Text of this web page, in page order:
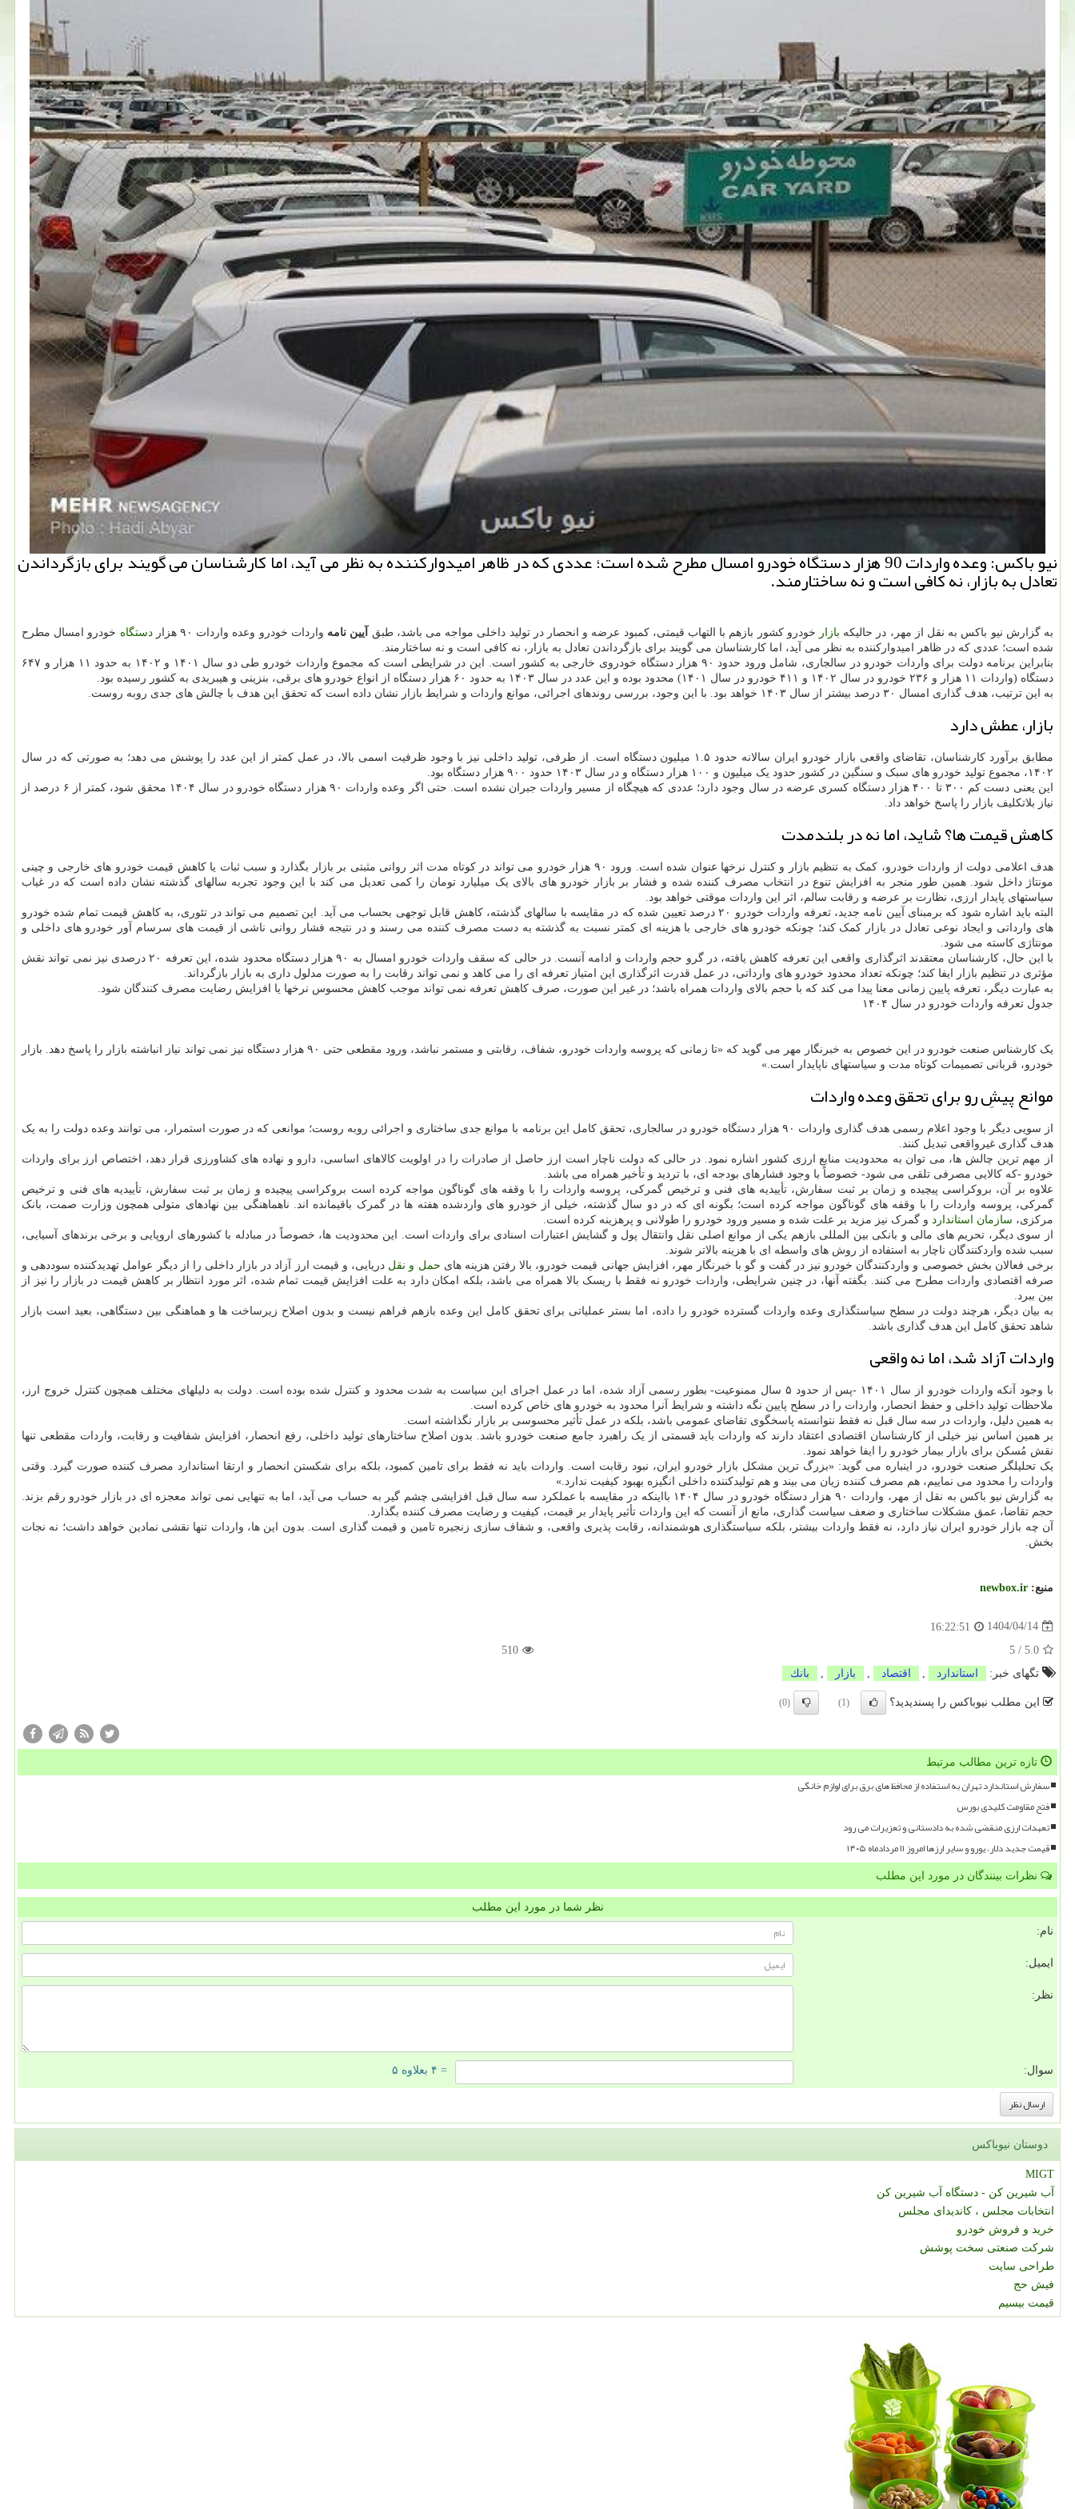
نیو باکس: وعده واردات 90 هزار دستگاه خودرو امسال مطرح شده است؛ عددی که در ظاهر امیدوارکننده به نظر می آید، اما کارشناسان می گویند برای بازگرداندن
تعادل به بازار، نه کافی است و نه ساختارمند.
به گزارش نیو باکس به نقل از مهر، در حالیکه بازار خودرو کشور بازهم با التهاب قیمتی، کمبود عرضه و انحصار در تولید داخلی مواجه می باشد، طبق آیین نامه واردات خودرو وعده واردات ۹۰ هزار دستگاه خودرو امسال مطرح
شده است؛ عددی که در ظاهر امیدوارکننده به نظر می آید، اما کارشناسان می گویند برای بازگرداندن تعادل به بازار، نه کافی است و نه ساختارمند.
بنابراین برنامه دولت برای واردات خودرو در سالجاری، شامل ورود حدود ۹۰ هزار دستگاه خودروی خارجی به کشور است. این در شرایطی است که مجموع واردات خودرو طی دو سال ۱۴۰۱ و ۱۴۰۲ به حدود ۱۱ هزار و ۶۴۷
دستگاه (واردات ۱۱ هزار و ۲۳۶ خودرو در سال ۱۴۰۲ و ۴۱۱ خودرو در سال ۱۴۰۱) محدود بوده و این عدد در سال ۱۴۰۳ به حدود ۶۰ هزار دستگاه از انواع خودرو های برقی، بنزینی و هیبریدی به کشور رسیده بود.
به این ترتیب، هدف گذاری امسال ۳۰ درصد بیشتر از سال ۱۴۰۳ خواهد بود. با این وجود، بررسی روندهای اجرائی، موانع واردات و شرایط بازار نشان داده است که تحقق این هدف با چالش های جدی روبه روست.
بازار، عطش دارد
مطابق برآورد کارشناسان، تقاضای واقعی بازار خودرو ایران سالانه حدود ۱.۵ میلیون دستگاه است. از طرفی، تولید داخلی نیز با وجود ظرفیت اسمی بالا، در عمل کمتر از این عدد را پوشش می دهد؛ به صورتی که در سال
۱۴۰۲، مجموع تولید خودرو های سبک و سنگین در کشور حدود یک میلیون و ۱۰۰ هزار دستگاه و در سال ۱۴۰۳ حدود ۹۰۰ هزار دستگاه بود.
این یعنی دست کم ۳۰۰ تا ۴۰۰ هزار دستگاه کسری عرضه در سال وجود دارد؛ عددی که هیچگاه از مسیر واردات جبران نشده است. حتی اگر وعده واردات ۹۰ هزار دستگاه خودرو در سال ۱۴۰۴ محقق شود، کمتر از ۶ درصد از
نیاز بلاتکلیف بازار را پاسخ خواهد داد.
کاهش قیمت ها؟ شاید، اما نه در بلندمدت
هدف اعلامی دولت از واردات خودرو، کمک به تنظیم بازار و کنترل نرخها عنوان شده است. ورود ۹۰ هزار خودرو می تواند در کوتاه مدت اثر روانی مثبتی بر بازار بگذارد و سبب ثبات یا کاهش قیمت خودرو های خارجی و چینی
مونتاژ داخل شود. همین طور منجر به افزایش تنوع در انتخاب مصرف کننده شده و فشار بر بازار خودرو های بالای یک میلیارد تومان را کمی تعدیل می کند با این وجود تجربه سالهای گذشته نشان داده است که در غیاب
سیاستهای پایدار ارزی، نظارت بر عرضه و رقابت سالم، اثر این واردات موقتی خواهد بود.
البته باید اشاره شود که برمبنای آیین نامه جدید، تعرفه واردات خودرو ۲۰ درصد تعیین شده که در مقایسه با سالهای گذشته، کاهش قابل توجهی بحساب می آید. این تصمیم می تواند در تئوری، به کاهش قیمت تمام شده خودرو
های وارداتی و ایجاد نوعی تعادل در بازار کمک کند؛ چونکه خودرو های خارجی با هزینه ای کمتر نسبت به گذشته به دست مصرف کننده می رسند و در نتیجه فشار روانی ناشی از قیمت های سرسام آور خودرو های داخلی و
مونتاژی کاسته می شود.
با این حال، کارشناسان معتقدند اثرگذاری واقعی این تعرفه کاهش یافته، در گرو حجم واردات و ادامه آنست. در حالی که سقف واردات خودرو امسال به ۹۰ هزار دستگاه محدود شده، این تعرفه ۲۰ درصدی نیز نمی تواند نقش
مؤثری در تنظیم بازار ایفا کند؛ چونکه تعداد محدود خودرو های وارداتی، در عمل قدرت اثرگذاری این امتیاز تعرفه ای را می کاهد و نمی تواند رقابت را به صورت مدلول داری به بازار بازگرداند.
به عبارت دیگر، تعرفه پایین زمانی معنا پیدا می کند که با حجم بالای واردات همراه باشد؛ در غیر این صورت، صرف کاهش تعرفه نمی تواند موجب کاهش محسوس نرخها یا افزایش رضایت مصرف کنندگان شود.
جدول تعرفه واردات خودرو در سال ۱۴۰۴
یک کارشناس صنعت خودرو در این خصوص به خبرنگار مهر می گوید که «تا زمانی که پروسه واردات خودرو، شفاف، رقابتی و مستمر نباشد، ورود مقطعی حتی ۹۰ هزار دستگاه نیز نمی تواند نیاز انباشته بازار را پاسخ دهد. بازار
خودرو، قربانی تصمیمات کوتاه مدت و سیاستهای ناپایدار است.»
موانع پیشِ رو برای تحقق وعده واردات
از سویی دیگر با وجود اعلام رسمی هدف گذاری واردات ۹۰ هزار دستگاه خودرو در سالجاری، تحقق کامل این برنامه با موانع جدی ساختاری و اجرائی روبه روست؛ موانعی که در صورت استمرار، می توانند وعده دولت را به یک
هدف گذاری غیرواقعی تبدیل کنند.
از مهم ترین چالش ها، می توان به محدودیت منابع ارزی کشور اشاره نمود. در حالی که دولت ناچار است ارز حاصل از صادرات را در اولویت کالاهای اساسی، دارو و نهاده های کشاورزی قرار دهد، اختصاص ارز برای واردات
خودرو -که کالایی مصرفی تلقی می شود- خصوصاً با وجود فشارهای بودجه ای، با تردید و تأخیر همراه می باشد.
علاوه بر آن، بروکراسی پیچیده و زمان بر ثبت سفارش، تأییدیه های فنی و ترخیص گمرکی، پروسه واردات را با وقفه های گوناگون مواجه کرده است بروکراسی پیچیده و زمان بر ثبت سفارش، تأییدیه های فنی و ترخیص
گمرکی، پروسه واردات را با وقفه های گوناگون مواجه کرده است؛ بگونه ای که در دو سال گذشته، خیلی از خودرو های واردشده هفته ها در گمرک باقیمانده اند. ناهماهنگی بین نهادهای متولی همچون وزارت صمت، بانک
مرکزی، سازمان استاندارد و گمرک نیز مزید بر علت شده و مسیر ورود خودرو را طولانی و پرهزینه کرده است.
از سوی دیگر، تحریم های مالی و بانکی بین المللی بازهم یکی از موانع اصلی نقل وانتقال پول و گشایش اعتبارات اسنادی برای واردات است. این محدودیت ها، خصوصاً در مبادله با کشورهای اروپایی و برخی برندهای آسیایی،
سبب شده واردکنندگان ناچار به استفاده از روش های واسطه ای با هزینه بالاتر شوند.
برخی فعالان بخش خصوصی و واردکنندگان خودرو نیز در گفت و گو با خبرنگار مهر، افزایش جهانی قیمت خودرو، بالا رفتن هزینه های حمل و نقل دریایی، و قیمت ارز آزاد در بازار داخلی را از دیگر عوامل تهدیدکننده سوددهی و
صرفه اقتصادی واردات مطرح می کنند. بگفته آنها، در چنین شرایطی، واردات خودرو نه فقط با ریسک بالا همراه می باشد، بلکه امکان دارد به علت افزایش قیمت تمام شده، اثر مورد انتظار بر کاهش قیمت در بازار را نیز از
بین ببرد.
به بیان دیگر، هرچند دولت در سطح سیاستگذاری وعده واردات گسترده خودرو را داده، اما بستر عملیاتی برای تحقق کامل این وعده بازهم فراهم نیست و بدون اصلاح زیرساخت ها و هماهنگی بین دستگاهی، بعید است بازار
شاهد تحقق کامل این هدف گذاری باشد.
واردات آزاد شد، اما نه واقعی
با وجود آنکه واردات خودرو از سال ۱۴۰۱ -پس از حدود ۵ سال ممنوعیت- بطور رسمی آزاد شده، اما در عمل اجرای این سیاست به شدت محدود و کنترل شده بوده است. دولت به دلیلهای مختلف همچون کنترل خروج ارز،
ملاحظات تولید داخلی و حفظ انحصار، واردات را در سطح پایین نگه داشته و شرایط آنرا محدود به خودرو های خاص کرده است.
به همین دلیل، واردات در سه سال قبل نه فقط نتوانسته پاسخگوی تقاضای عمومی باشد، بلکه در عمل تأثیر محسوسی بر بازار نگذاشته است.
بر همین اساس نیز خیلی از کارشناسان اقتصادی اعتقاد دارند که واردات باید قسمتی از یک راهبرد جامع صنعت خودرو باشد. بدون اصلاح ساختارهای تولید داخلی، رفع انحصار، افزایش شفافیت و رقابت، واردات مقطعی تنها
نقش مُسکن برای بازار بیمار خودرو را ایفا خواهد نمود.
یک تحلیلگر صنعت خودرو، در اینباره می گوید: «بزرگ ترین مشکل بازار خودرو ایران، نبود رقابت است. واردات باید نه فقط برای تامین کمبود، بلکه برای شکستن انحصار و ارتقا استاندارد مصرف کننده صورت گیرد. وقتی
واردات را محدود می نماییم، هم مصرف کننده زیان می بیند و هم تولیدکننده داخلی انگیزه بهبود کیفیت ندارد.»
به گزارش نیو باکس به نقل از مهر، واردات ۹۰ هزار دستگاه خودرو در سال ۱۴۰۴ بااینکه در مقایسه با عملکرد سه سال قبل افزایشی چشم گیر به حساب می آید، اما به تنهایی نمی تواند معجزه ای در بازار خودرو رقم بزند.
حجم تقاضا، عمق مشکلات ساختاری و ضعف سیاست گذاری، مانع از آنست که این واردات تأثیر پایدار بر قیمت، کیفیت و رضایت مصرف کننده بگذارد.
آن چه بازار خودرو ایران نیاز دارد، نه فقط واردات بیشتر، بلکه سیاستگذاری هوشمندانه، رقابت پذیری واقعی، و شفاف سازی زنجیره تامین و قیمت گذاری است. بدون این ها، واردات تنها نقشی نمادین خواهد داشت؛ نه نجات
بخش.
منبع: newbox.ir
1404/04/14
16:22:51
5.0
/
5
510
تگهای خبر:
استاندارد اقتصاد بازار بانك
این مطلب نیوباکس را پسندیدید؟ (1)
(0)
تازه ترین مطالب مرتبط
سفارش استاندارد تهران به استفاده از محافظ های برق برای لوازم خانگی
فتح مقاومت کلیدی بورس
تعهدات ارزی منقضی شده به دادستانی و تعزیرات می رود
قیمت جدید دلار، یورو و سایر ارزها امروز ۱۱ مردادماه ۱۴۰۵
نظرات بینندگان در مورد این مطلب
نظر شما در مورد این مطلب
نام:
ایمیل:
نظر:
سوال: = ۴ بعلاوه ۵
دوستان نیوباکس
MIGT
آب شیرین کن - دستگاه آب شیرین کن
انتخابات مجلس ، کاندیدای مجلس
خرید و فروش خودرو
شرکت صنعتی سخت پوشش
طراحی سایت
فیش حج
قیمت بیسیم